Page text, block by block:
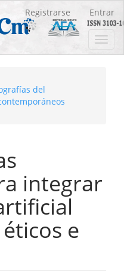
Registrarse Entrar
del
integrar
e